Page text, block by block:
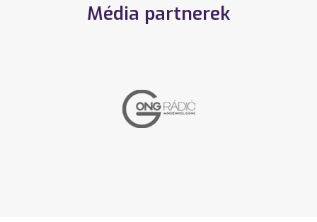
Média partnerek